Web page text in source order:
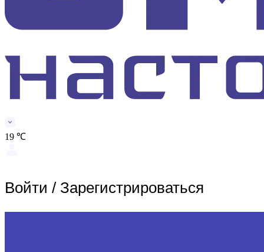
19 ℃
Войти / Зарегистрироваться